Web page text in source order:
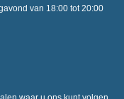
van 18:00 tot 20:00